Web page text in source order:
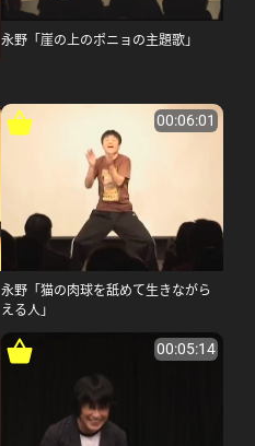
永野「崖の上のポニョの主題歌」
00:06:01
永野「猫の肉球を舐めて生きながら
える人」
00:05:14